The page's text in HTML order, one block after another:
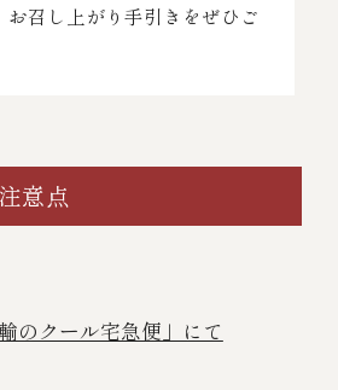
お召し上がり手引きをぜひご
意点
のクール宅急便」にて